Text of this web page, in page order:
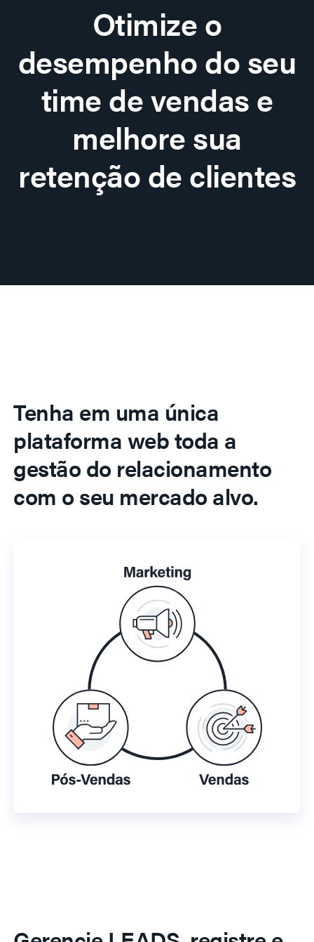
Otimize o
desempenho do seu
time de vendas e
melhore sua
retenção de clientes
Tenha em uma única
plataforma web toda a
gestão do relacionamento
com o seu mercado alvo.